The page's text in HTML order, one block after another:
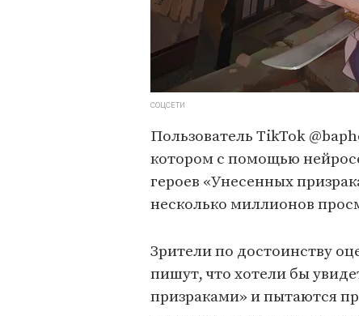
СОЦСЕТИ
Пользователь TikTok
котором с помощью
героев «Унесенных
несколько миллионов
Зрители по достоинству
пишут, что хотели бы
призраками» и пытаются